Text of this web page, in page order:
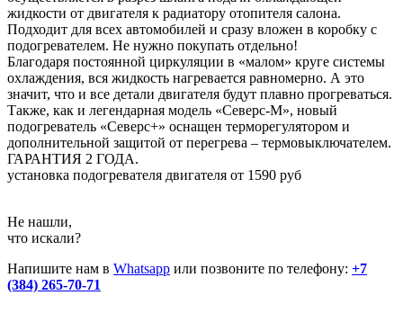
жидкости от двигателя к радиатору отопителя салона.
Подходит для всех автомобилей и сразу вложен в коробку с
подогревателем. Не нужно покупать отдельно!
Благодаря постоянной циркуляции в «малом» круге системы
охлаждения, вся жидкость нагревается равномерно. А это
значит, что и все детали двигателя будут плавно прогреваться.
Также, как и легендарная модель «Северс-М», новый
подогреватель «Северс+» оснащен терморегулятором и
дополнительной защитой от перегрева – термовыключателем.
ГАРАНТИЯ 2 ГОДА.
установка подогревателя двигателя от 1590 руб
Не нашли,
что искали?
Напишите нам в Whatsapp или позвоните по телефону: +7
(384) 265-70-71